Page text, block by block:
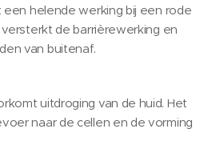
helende werking bij een rode
de barrièrewerking en
van buitenaf.
uitdroging van de huid. Het
naar de cellen en de vorming